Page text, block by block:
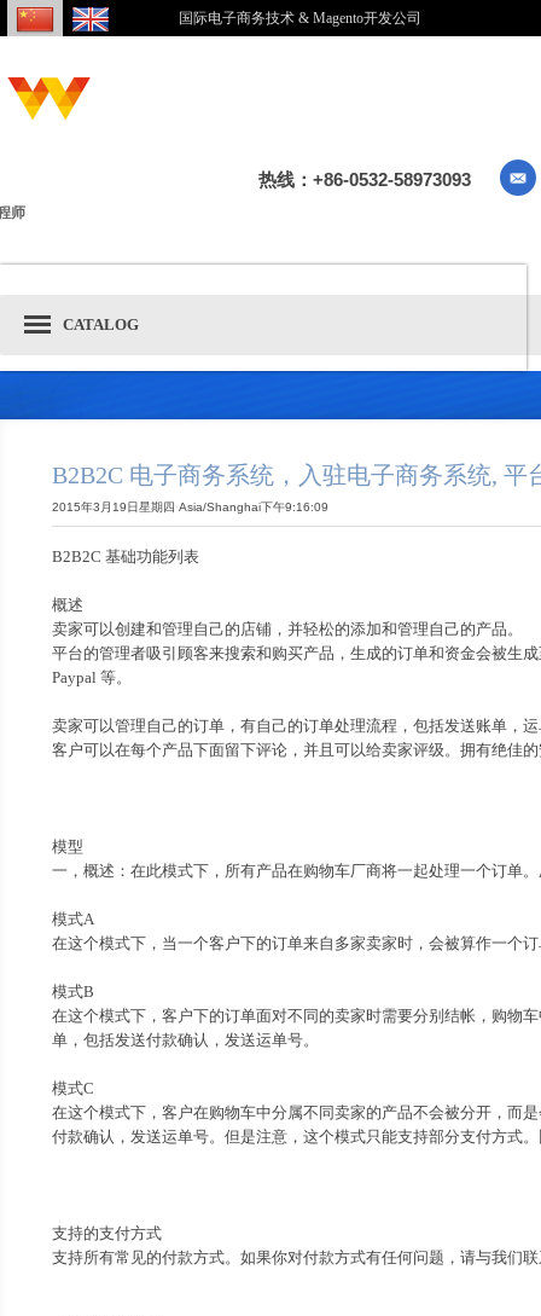
国际电子商务技术 & Magento开发公司
热线：+86-0532-58973093
师
CATALOG
B2B2C 电子商务系统，入驻电子商务系统, 平
2015年3月19日星期四 Asia/Shanghai下午9:16:09
B2B2C 基础功能列表
概述
卖家可以创建和管理自己的店铺，并轻松的添加和管理自己的产品。
平台的管理者吸引顾客来搜索和购买产品，生成的订单和资金会被生
Paypal 等。
卖家可以管理自己的订单，有自己的订单处理流程，包括发送账单，
客户可以在每个产品下面留下评论，并且可以给卖家评级。拥有绝佳
模型
一，概述：在此模式下，所有产品在购物车厂商将一起处理一个订单
模式A
在这个模式下，当一个客户下的订单来自多家卖家时，会被算作一个
模式B
在这个模式下，客户下的订单面对不同的卖家时需要分别结帐，购物
单，包括发送付款确认，发送运单号。
模式C
在这个模式下，客户在购物车中分属不同卖家的产品不会被分开，而
付款确认，发送运单号。但是注意，这个模式只能支持部分支付方式
支持的支付方式
支持所有常见的付款方式。如果你对付款方式有任何问题，请与我们